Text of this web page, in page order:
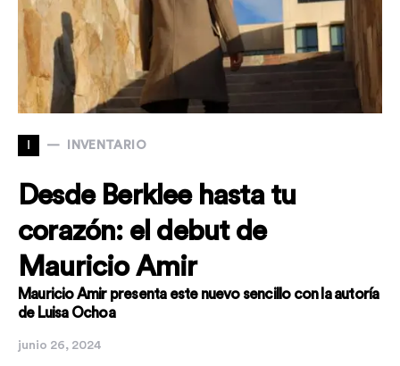
I INVENTARIO
Desde Berklee hasta tu
corazón: el debut de
Mauricio Amir
Mauricio Amir presenta este nuevo sencillo con la autoría
de Luisa Ochoa
junio 26, 2024